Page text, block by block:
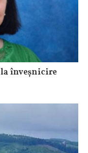
înveșnicire